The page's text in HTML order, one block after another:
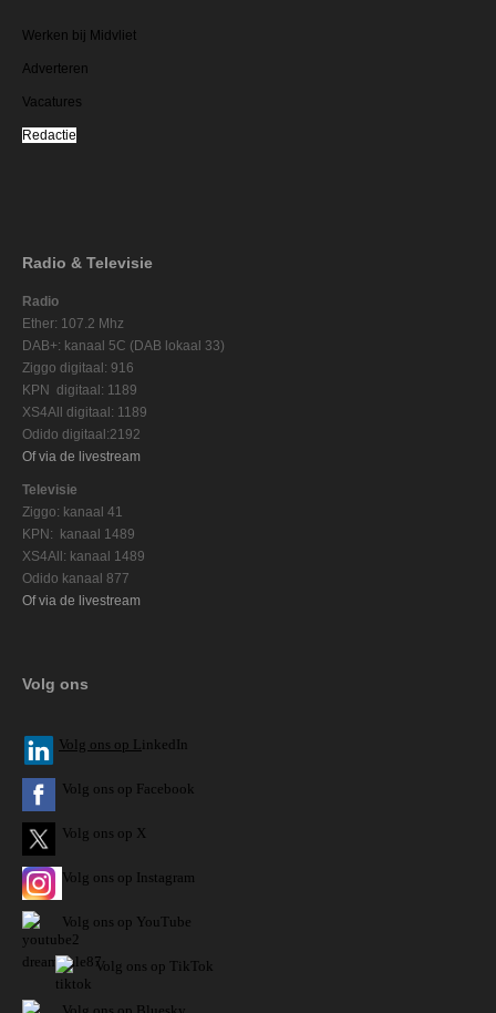
Werken bij Midvliet
Adverteren
Vacatures
Redactie
Radio & Televisie
Radio
Ether: 107.2 Mhz
DAB+: kanaal 5C (DAB lokaal 33)
Ziggo digitaal: 916
KPN digitaal: 1189
XS4All digitaal: 1189
Odido digitaal:2192
Of via de livestream
Televisie
Ziggo: kanaal 41
KPN: kanaal 1489
XS4All: kanaal 1489
Odido kanaal 877
Of via de livestream
Volg ons
Volg ons op L inkedIn
Volg ons op Facebook
Volg ons op X
Volg ons op Instagram
Volg ons op YouTube
Volg ons op TikTok